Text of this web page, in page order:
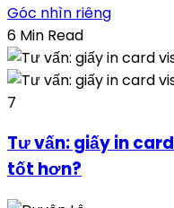
Góc nhìn riêng
6 Min Read
7
Tư vấn: giấy in
tốt hơn?